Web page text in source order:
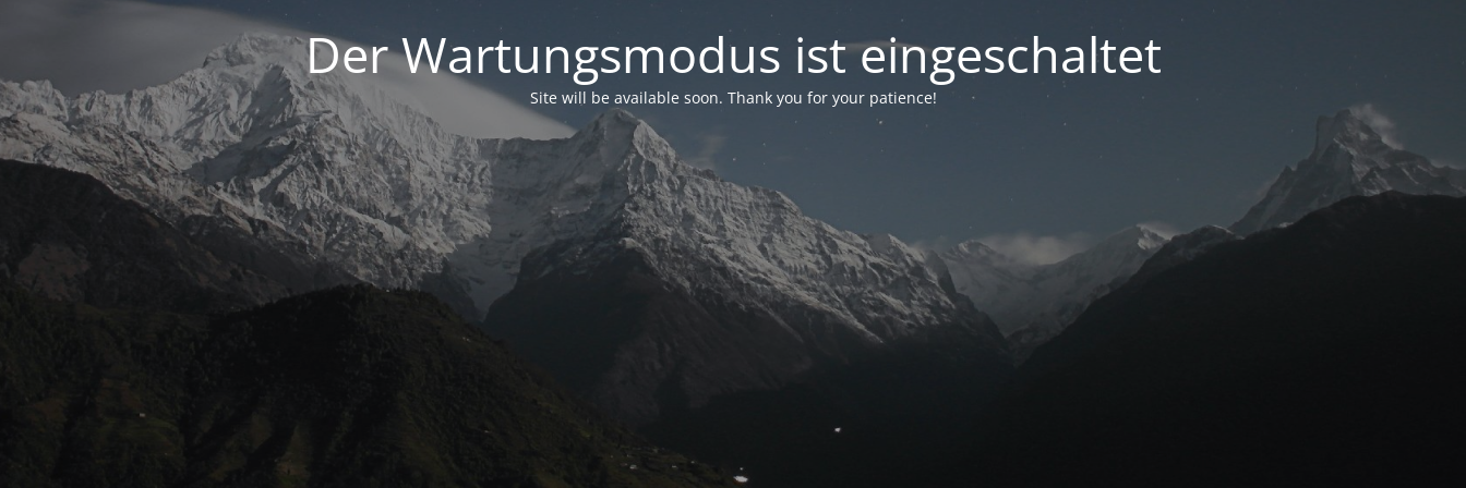
Der Wartungsmodus ist eingeschaltet
Site will be available soon. Thank you for your patience!